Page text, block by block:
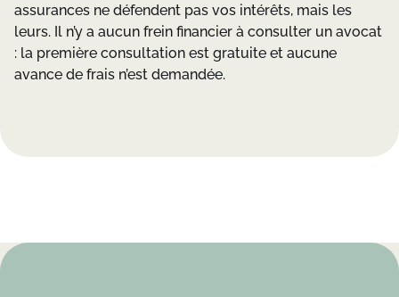
assurances ne défendent pas vos intérêts, mais les
leurs. Il n’y a aucun frein financier à consulter un avocat
: la première consultation est gratuite et aucune
avance de frais n’est demandée.